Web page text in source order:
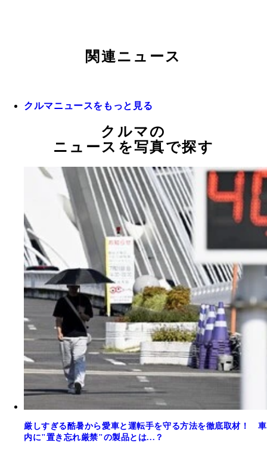
関連ニュース
クルマニュースをもっと見る
クルマの
ニュースを写真で探す
厳しすぎる酷暑から愛車と運転手を守る方法を徹底取材！ 車
内に"置き忘れ厳禁"の製品とは...？